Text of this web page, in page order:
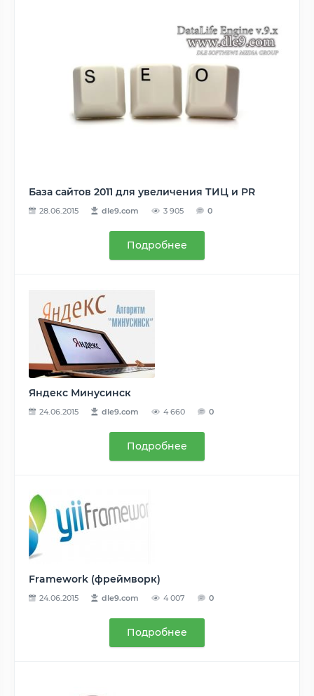
База сайтов 2011 для увеличения ТИЦ и PR
28.06.2015 dle9.com 3 905 0
Подробнее
Яндекс Минусинск
24.06.2015 dle9.com 4 660 0
Подробнее
Framework (фреймворк)
24.06.2015 dle9.com 4 007 0
Подробнее